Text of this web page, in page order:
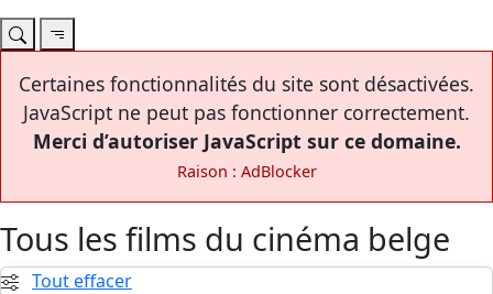
Certaines fonctionnalités du site sont désactivées.
JavaScript ne peut pas fonctionner correctement.
Merci d’autoriser JavaScript sur ce domaine.
Raison : AdBlocker
Tous les films du cinéma belge
Tout effacer